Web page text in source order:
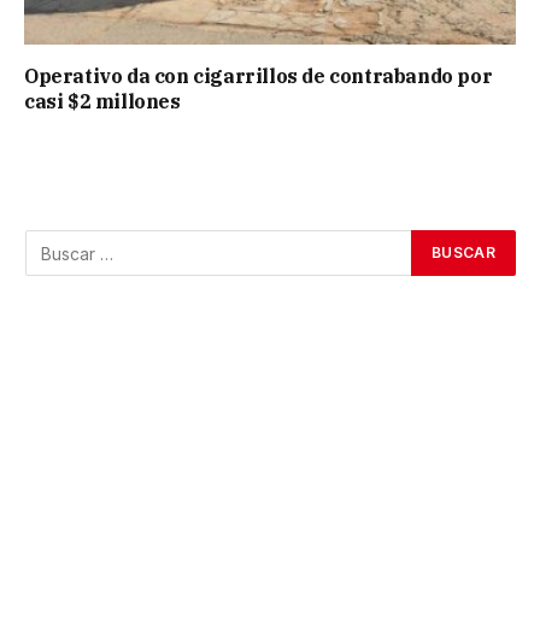
Operativo da con cigarrillos de contrabando por
casi $2 millones